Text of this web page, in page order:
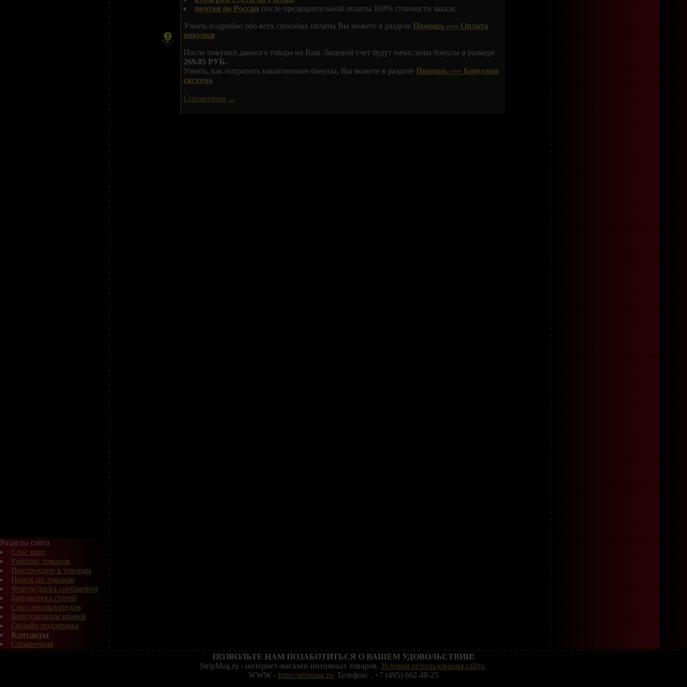
Разделы сайта
Секс шоп
Рейтинг товаров
Инструкции к товарам
Поиск по товарам
Форум/доска сообщений
Библиотека статей
Секс-энциклопедия
Консультации врачей
Онлайн поддержка
Контакты
Справочная
почтой по России после предварительной оплаты 100% стоимости заказа;
Узнать подробно обо всех способах оплаты Вы можете в разделе Помощь »»» Оплата
покупки
После покупки данного товара на Ваш Лицевой счет будут начислены бонусы в размере
269.85 РУБ.
Узнать, как потратить накопленные бонусы, Вы можете в разделе Помощь »»» Бонусная
система
Справочная →
ПОЗВОЛЬТЕ НАМ ПОЗАБОТИТЬСЯ О ВАШЕМ УДОВОЛЬСТВИИ!
StripMag.ru - интернет-магазин интимных товаров. Условия использования сайта.
WWW - http://stripmag.ru/Телефон: , +7 (495) 662-48-25